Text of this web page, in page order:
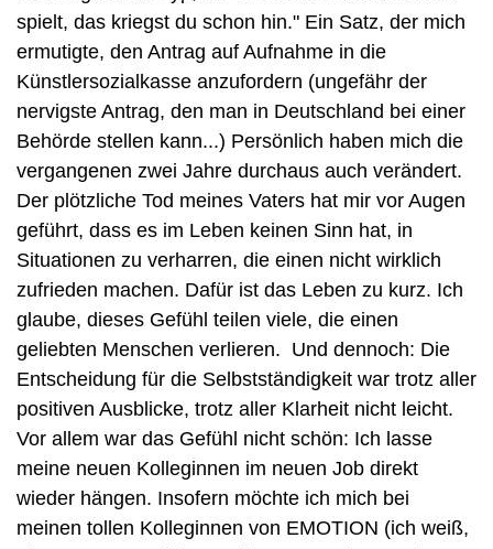
spielt, das kriegst du schon hin." Ein Satz, der mich
ermutigte, den Antrag auf Aufnahme in die
Künstlersozialkasse anzufordern (ungefähr der
nervigste Antrag, den man in Deutschland bei einer
Behörde stellen kann...) Persönlich haben mich die
vergangenen zwei Jahre durchaus auch verändert.
Der plötzliche Tod meines Vaters hat mir vor Augen
geführt, dass es im Leben keinen Sinn hat, in
Situationen zu verharren, die einen nicht wirklich
zufrieden machen. Dafür ist das Leben zu kurz. Ich
glaube, dieses Gefühl teilen viele, die einen
geliebten Menschen verlieren.  Und dennoch: Die
Entscheidung für die Selbstständigkeit war trotz aller
positiven Ausblicke, trotz aller Klarheit nicht leicht.
Vor allem war das Gefühl nicht schön: Ich lasse
meine neuen Kolleginnen im neuen Job direkt
wieder hängen. Insofern möchte ich mich bei
meinen tollen Kolleginnen von EMOTION (ich weiß,